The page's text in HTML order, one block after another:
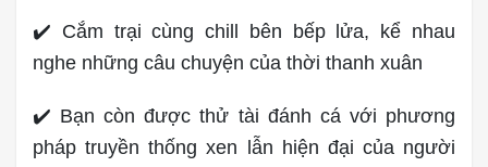
✔️ Cắm trại cùng chill bên bếp lửa, kể nhau
nghe những câu chuyện của thời thanh xuân
✔️ Bạn còn được thử tài đánh cá với phương
pháp truyền thống xen lẫn hiện đại của người